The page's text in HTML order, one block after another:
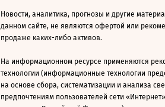
Новости, аналитика, прогнозы и другие
данном сайте, не являются офертой или
продаже каких-либо активов.
На информационном ресурсе применяются
технологии (информационные технологии
на основе сбора, систематизации и анализа
предпочтениям пользователей сети